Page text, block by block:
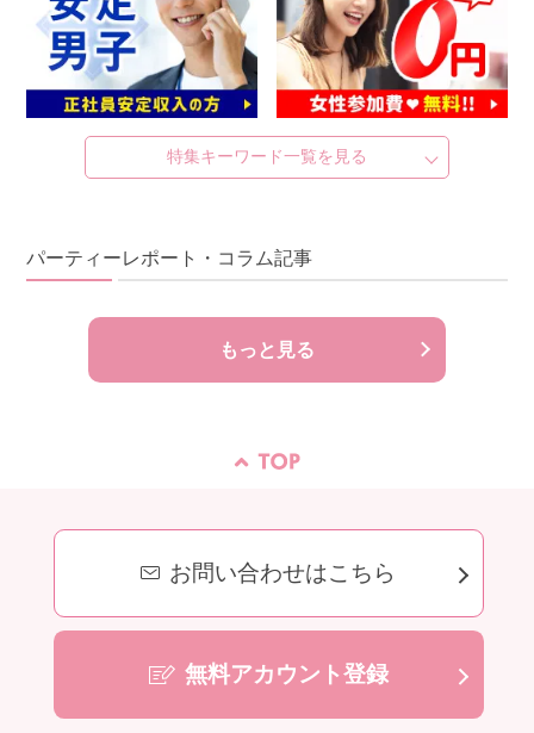
特集キーワード一覧を見る
パーティーレポート・コラム記事
もっと見る
お問い合わせはこちら
無料アカウント登録